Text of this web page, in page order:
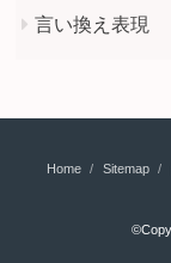
言い換え表現
Home Sitemap